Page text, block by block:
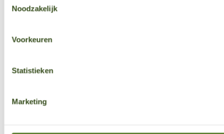
Noodzakelijk
Voorkeuren
Statistieken
Marketing